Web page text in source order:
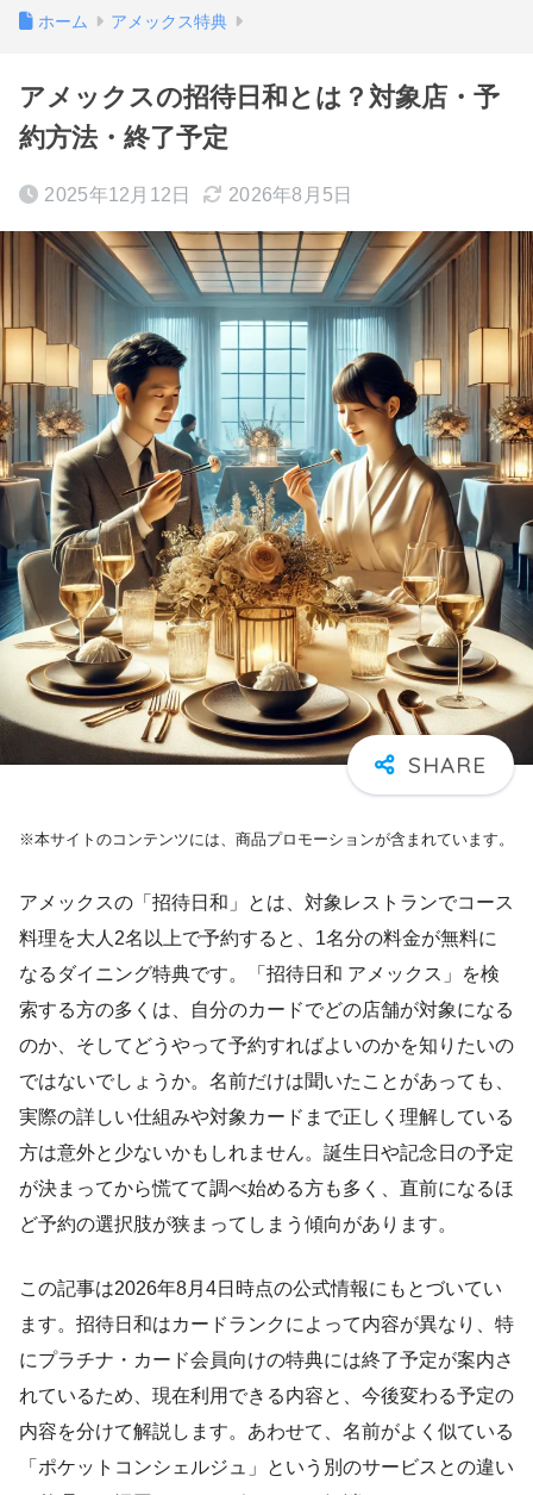
ホーム アメックス特典
アメックスの招待日和とは？対象店・予
約方法・終了予定
2025年12月12日 2026年8月5日
※本サイトのコンテンツには、商品プロモーションが含まれています。
アメックスの「招待日和」とは、対象レストランでコース
料理を大人2名以上で予約すると、1名分の料金が無料に
なるダイニング特典です。「招待日和 アメックス」を検
索する方の多くは、自分のカードでどの店舗が対象になる
のか、そしてどうやって予約すればよいのかを知りたいの
ではないでしょうか。名前だけは聞いたことがあっても、
実際の詳しい仕組みや対象カードまで正しく理解している
方は意外と少ないかもしれません。誕生日や記念日の予定
が決まってから慌てて調べ始める方も多く、直前になるほ
ど予約の選択肢が狭まってしまう傾向があります。
この記事は2026年8月4日時点の公式情報にもとづいてい
ます。招待日和はカードランクによって内容が異なり、特
にプラチナ・カード会員向けの特典には終了予定が案内さ
れているため、現在利用できる内容と、今後変わる予定の
内容を分けて解説します。あわせて、名前がよく似ている
「ポケットコンシェルジュ」という別のサービスとの違い